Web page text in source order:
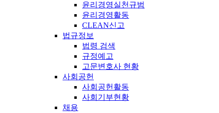
윤리경영실천규범
윤리경영활동
CLEAN신고
법규정보
법령 검색
규정예고
고문변호사 현황
사회공헌
사회공헌활동
사회기부현황
채용